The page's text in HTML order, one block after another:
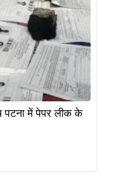
पटना में पेपर लीक के